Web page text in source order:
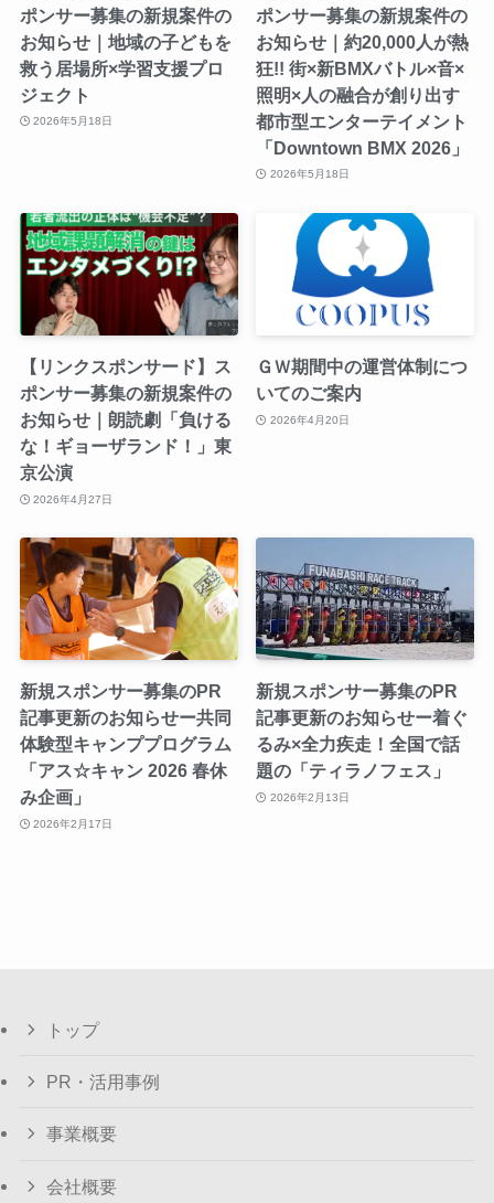
ポンサー募集の新規案件の
お知らせ｜地域の子どもを
救う居場所×学習支援プロ
ジェクト
2026年5月18日
ポンサー募集の新規案件の
お知らせ｜約20,000人が熱
狂!! 街×新BMXバトル×音×
照明×人の融合が創り出す
都市型エンターテイメント
「Downtown BMX 2026」
2026年5月18日
【リンクスポンサード】ス
ポンサー募集の新規案件の
お知らせ｜朗読劇「負ける
な！ギョーザランド！」東
京公演
2026年4月27日
ＧＷ期間中の運営体制につ
いてのご案内
2026年4月20日
新規スポンサー募集のPR
記事更新のお知らせー共同
体験型キャンププログラム
「アス☆キャン 2026 春休
み企画」
2026年2月17日
新規スポンサー募集のPR
記事更新のお知らせー着ぐ
るみ×全力疾走！全国で話
題の「ティラノフェス」
2026年2月13日
トップ
PR・活用事例
事業概要
会社概要